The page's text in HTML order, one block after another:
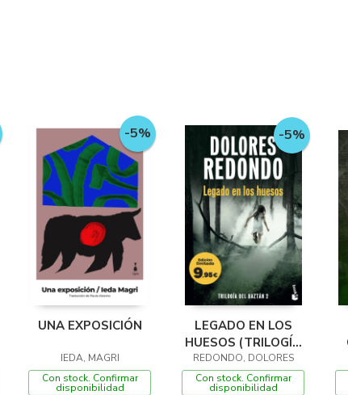
-5%
UNA EXPOSICIÓN
IEDA, MAGRI
Con stock. Confirmar
disponibilidad
-5%
LEGADO EN LOS
HUESOS (TRILOGÍA
DEL BAZTÁN, 2)
REDONDO, DOLORES
Con stock. Confirmar
disponibilidad